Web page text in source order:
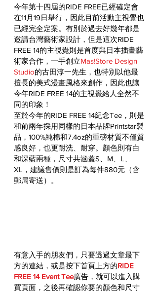
今年第十四屆的RIDE FREE已經確定會
在11月19日舉行，因此目前活動主視覺也
已經完全定案。有別於過去好幾年都是
邀請台灣藝術家設計，但是這次RIDE
FREE 14的主視覺則是首度與日本插畫藝
術家合作，一手創立Mas!Store Design
Studio的古田淳一先生，也特別以他最
擅長的美式漫畫風格來創作，因此也讓
今年RIDE FREE 14的主視覺給人全然不
同的印象！
至於今年的RIDE FREE 14紀念Tee，則是
和前兩年採用同樣的日本品牌Printstar製
品，100%純棉和7.4oz的重磅材質不僅質
感良好，也更耐洗、耐穿。顏色則有白
和深藍兩種，尺寸共涵蓋S、M、L、
XL，建議售價則是訂為每件880元（含
郵局寄送）。
有意入手的朋友們，只要透過文章最下
方的連結，或是按下首頁上方的RIDE
FREE 14 Event Tee廣告，就可以進入購
買頁面，之後再確認你要的顏色和尺寸